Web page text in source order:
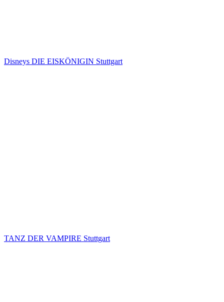
Disneys DIE EISKÖNIGIN Stuttgart
TANZ DER VAMPIRE Stuttgart